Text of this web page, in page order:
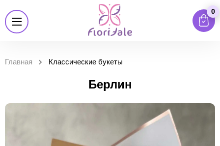
0
Главная Классические букеты
Берлин